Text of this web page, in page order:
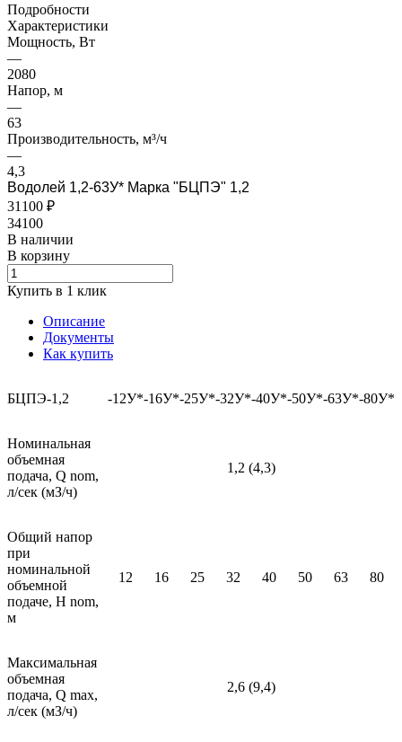
Подробности
Характеристики
Мощность, Вт
—
2080
Напор, м
—
63
Производительность, м³/ч
—
4,3
Водолей 1,2-63У* Марка "БЦПЭ" 1,2
31100 ₽
34100
В наличии
В корзину
Купить в 1 клик
Описание
Документы
Как купить
БЦПЭ-1,2 -12У*-16У*-25У*-32У*-40У*-50У*-63У*-80У*
Номинальная
объемная
подача, Q nom,
л/сек (мЗ/ч)
1,2 (4,3)
Общий напор
при
номинальной
объемной
подаче, Н nom,
м
12 16 25 32 40 50 63 80
Максимальная
объемная
подача, Q mах,
л/сек (мЗ/ч)
2,6 (9,4)